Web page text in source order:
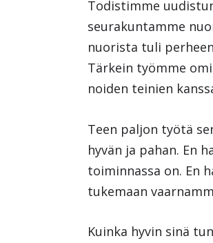
Todistimme
seurakuntamme
nuorista tuli
Tärkein työmme
noiden teinien
Teen paljon työtä
hyvän ja pahan. En
toiminnassa on. En
tukemaan
Kuinka hyvin sinä